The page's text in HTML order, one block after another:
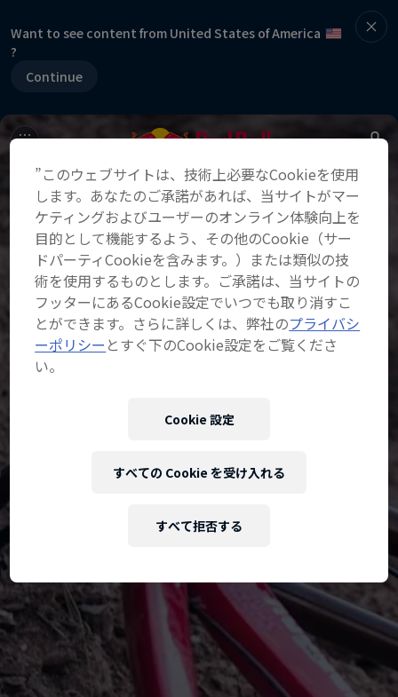
Want to see content from United States of America
?
Continue
”このウェブサイトは、技術上必要なCookieを使用
します。あなたのご承諾があれば、当サイトがマー
ケティングおよびユーザーのオンライン体験向上を
目的として機能するよう、その他のCookie（サー
ドパーティCookieを含みます。）または類似の技
術を使用するものとします。ご承諾は、当サイトの
フッターにあるCookie設定でいつでも取り消すこ
とができます。さらに詳しくは、弊社のプライバシ
ーポリシー とすぐ下のCookie設定をご覧くださ
い。
Cookie 設定
すべて拒否する
すべての Cookie を受け入れる